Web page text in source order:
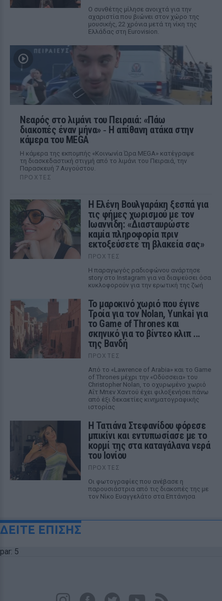
Ο συνθέτης μίλησε ανοιχτά για την
αχαριστία που βιώνει στον χώρο της
μουσικής, 22 χρόνια μετά τη νίκη της
Ελλάδας στη Eurovision.
Νεαρός στο λιμάνι του Πειραιά: «Πάω
διακοπές έναν μήνα» ‑ Η απίθανη ατάκα στην
κάμερα του MEGA
Η κάμερα της εκπομπής «Κοινωνία Ώρα MEGA» κατέγραψε
τη διασκεδαστική στιγμή από το λιμάνι του Πειραιά, την
Παρασκευή 7 Αυγούστου.
ΠΡΟΧΤΈΣ
Η Ελένη Βουλγαράκη ξεσπά για
τις φήμες χωρισμού με τον
Ιωαννίδη: «Διασταυρώστε
καμία πληροφορία πριν
εκτοξεύσετε τη βλακεία σας»
ΠΡΟΧΤΈΣ
Η παραγωγός ραδιοφώνου ανάρτησε
story στο Instagram για να διαψεύσει όσα
κυκλοφορούν για την ερωτική της ζωή
Το μαροκινό χωριό που έγινε
Τροία για τον Nolan, Yunkai για
το Game of Thrones και
σκηνικό για το βίντεο κλιπ ...
της Βανδή
ΠΡΟΧΤΈΣ
Από το «Lawrence of Arabia» και το Game
of Thrones μέχρι την «Οδύσσεια» του
Christopher Nolan, το οχυρωμένο χωριό
Αΐτ Μπεν Χαντού έχει φιλοξενήσει πάνω
από έξι δεκαετίες κινηματογραφικής
ιστορίας
Η Τατιάνα Στεφανίδου φόρεσε
μπικίνι και εντυπωσίασε με το
κορμί της στα καταγάλανα νερά
του Ιονίου
ΠΡΟΧΤΈΣ
Οι φωτογραφίες που ανέβασε η
παρουσιάστρια από τις διακοπές της με
τον Νίκο Ευαγγελάτο στα Επτάνησα
ΔΕΙΤΕ ΕΠΙΣΗΣ
par: 5